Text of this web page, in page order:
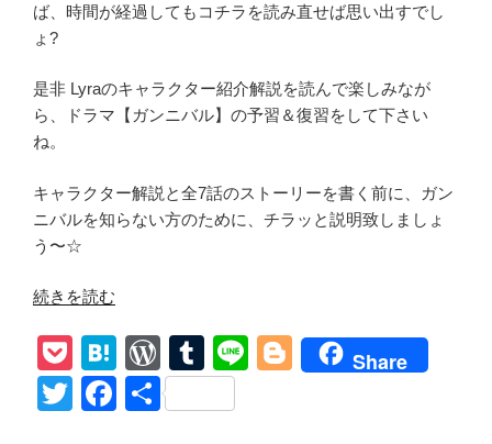
ば、時間が経過してもコチラを読み直せば思い出すでし
ょ?
是非 Lyraのキャラクター紹介解説を読んで楽しみなが
ら、ドラマ【ガンニバル】の予習＆復習をして下さい
ね。
キャラクター解説と全7話のストーリーを書く前に、ガン
ニバルを知らない方のために、チラッと説明致しましょ
う〜☆
“【ガ
ニ
バ
ル】
続きを読む
P
o
ck
H
at
e
W
or
d
T
u
m
Li
Bl
Share
T
F
共